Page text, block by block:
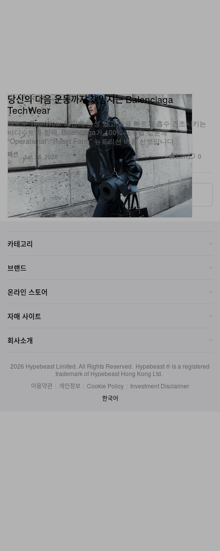
패션
당신의 다음 운동까지 책임지는 Balenciaga
TechWear
새로운 TechWear 라인의 탄성 있고 땀을 빠르게 흡수·건조시키는
바디수트와 함께, Balenciaga가 100% 내추럴 성분의
“Operational”·“Reset Form” 뉴트리션 바를 선보입니다.
Jun 18, 2026 2.0K 0
More ▾
카테고리
브랜드
온라인 스토어
자매 사이트
회사소개
2026 Hypebeast Limited . All Rights Reserved. Hypebeast ® is a registered
trademark of Hypebeast Hong Kong Ltd.
이용약관
개인정보 Cookie Policy
Investment Disclaimer
한국어